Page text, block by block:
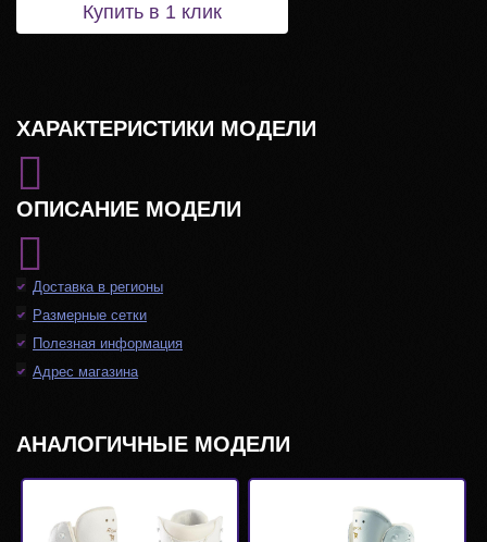
Купить в 1 клик
ХАРАКТЕРИСТИКИ МОДЕЛИ
ОПИСАНИЕ МОДЕЛИ
Доставка в регионы
Размерные сетки
Полезная информация
Адрес магазина
АНАЛОГИЧНЫЕ МОДЕЛИ